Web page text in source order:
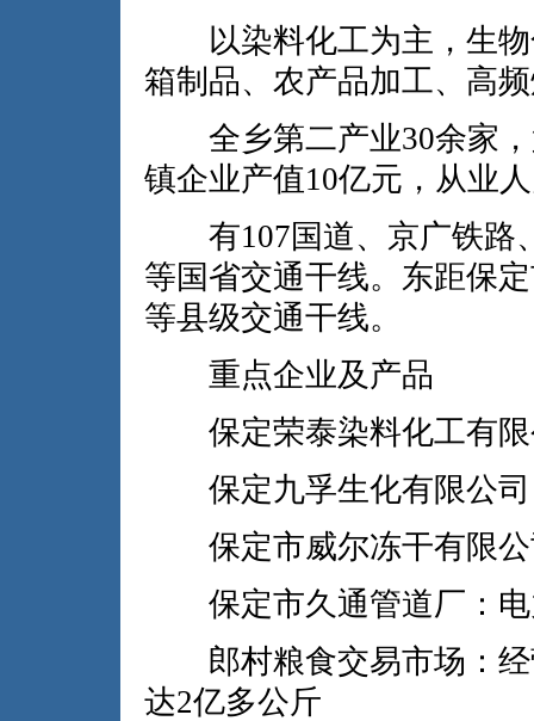
以染料化工为主，生物
箱制品、农产品加工、高
全乡第二产业30余家，
镇企业产值10亿元，从业
有107国道、京广铁路
等国省交通干线。东距保
等县级交通干线。
重点企业及产品
保定荣泰染料化工有限
保定九孚生化有限公司
保定市威尔冻干有限公
保定市久通管道厂：电
郎村粮食交易市场：经
达2亿多公斤